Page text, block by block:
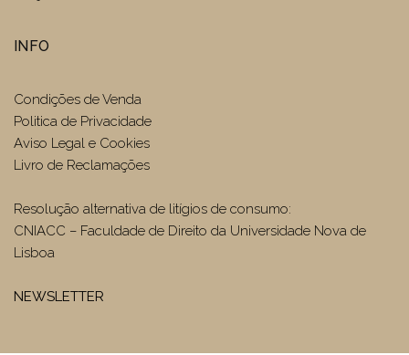
INFO
Condições de Venda
Politica de Privacidade
Aviso Legal e Cookies
Livro de Reclamações
Resolução alternativa de litígios de consumo:
CNIACC – Faculdade de Direito da Universidade Nova de
Lisboa
NEWSLETTER